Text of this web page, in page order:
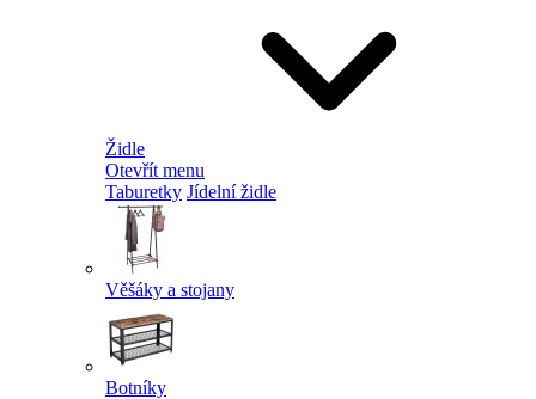
Židle
Otevřít menu
Taburetky Jídelní židle
Věšáky a stojany
Botníky